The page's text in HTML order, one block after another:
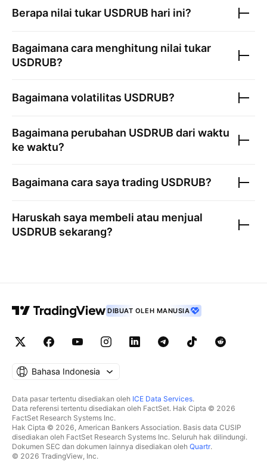
Berapa nilai tukar USDRUB hari ini?
Bagaimana cara menghitung nilai tukar
USDRUB?
Bagaimana volatilitas USDRUB?
Bagaimana perubahan USDRUB dari waktu
ke waktu?
Bagaimana cara saya trading USDRUB?
Haruskah saya membeli atau menjual
USDRUB sekarang?
DIBUAT OLEH MANUSIA
Bahasa Indonesia
Data pasar tertentu disediakan oleh ICE Data Services.
Data referensi tertentu disediakan oleh FactSet. Hak Cipta © 2026
FactSet Research Systems Inc.
Hak Cipta © 2026, American Bankers Association. Basis data CUSIP
disediakan oleh FactSet Research Systems Inc. Seluruh hak dilindungi.
Dokumen SEC dan dokumen lainnya disediakan oleh Quartr.
© 2026 TradingView, Inc.